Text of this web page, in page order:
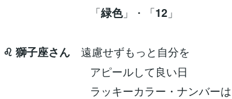
「緑色」・「12 」
♌ 獅子座さん 遠慮せずもっと自分を
アピールして良い日
ラッキーカラー・ナンバーは